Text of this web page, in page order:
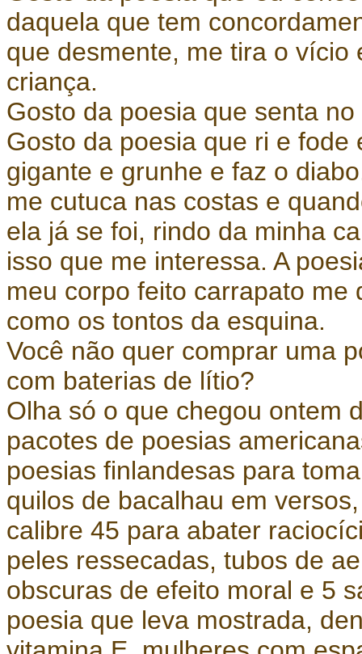
daquela que tem
que desmente, me tira o vício
criança.
Gosto da poesia que senta
Gosto da poesia que ri e fode
gigante e grunhe e faz o
me cutuca nas costas e
ela já se foi, rindo da minha
isso que me interessa. A
meu corpo feito carrapato me
como os tontos da esquina.
Você não quer comprar uma
com baterias de lítio?
Olha só o que chegou ontem
pacotes de poesias
poesias finlandesas para
quilos de bacalhau em
calibre 45 para abater
peles ressecadas, tubos de
obscuras de efeito moral e 5
poesia que leva mostrada,